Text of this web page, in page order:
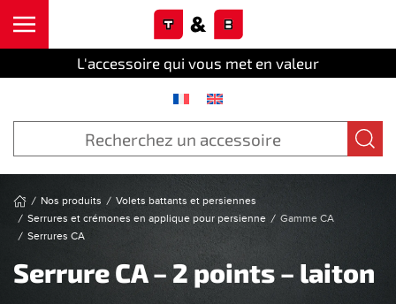
L'accessoire qui vous met en valeur
Nos produits
Volets battants et persiennes
Serrures et crémones en applique pour persienne
Gamme CA
Serrures CA
Serrure CA – 2 points – laiton
Cookies management panel